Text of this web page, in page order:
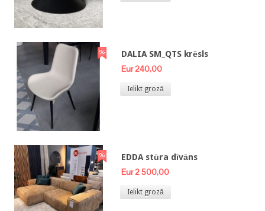
DALIA SM_QTS krēsls
Eur 240,00
Ielikt grozā
EDDA stūra dīvāns
Eur 2 500,00
Ielikt grozā